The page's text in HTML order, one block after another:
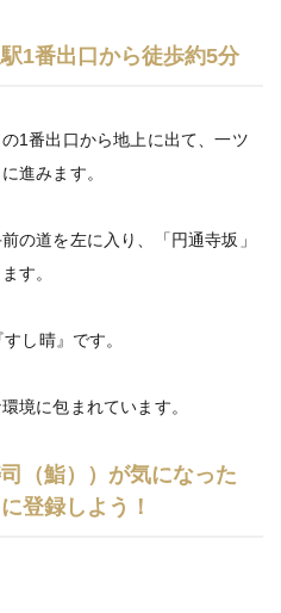
1番出口から徒歩約5分
1番出口から地上に出て、一ツ
進みます。
の道を左に入り、「円通寺坂」
す。
し晴』です。
境に包まれています。
（鮨））が気になった
登録しよう！